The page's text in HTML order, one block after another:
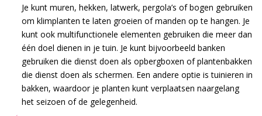
Je kunt muren, hekken, latwerk, pergola’s of bogen gebruiken
om klimplanten te laten groeien of manden op te hangen. Je
kunt ook multifunctionele elementen gebruiken die meer dan
één doel dienen in je tuin. Je kunt bijvoorbeeld banken
gebruiken die dienst doen als opbergboxen of plantenbakken
die dienst doen als schermen. Een andere optie is tuinieren in
bakken, waardoor je planten kunt verplaatsen naargelang
het seizoen of de gelegenheid.